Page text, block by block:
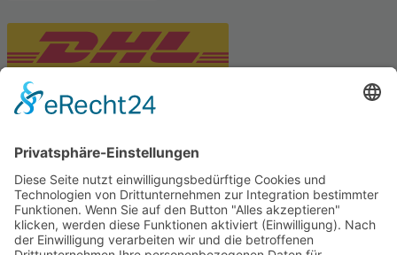
Tekal – Textile Lebensqualität
Exklusive moderne & Orientteppiche
Feuerwerk XXL